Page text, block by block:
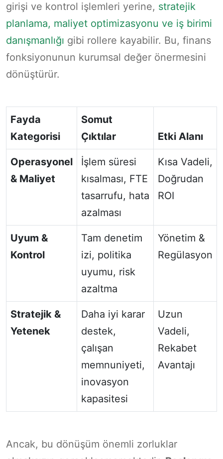
girişi ve kontrol işlemleri yerine, stratejik
planlama, maliyet optimizasyonu ve iş birimi
danışmanlığı gibi rollere kayabilir. Bu, finans
fonksiyonunun kurumsal değer önermesini
dönüştürür.
Fayda
Kategorisi
Somut
Çıktılar
Etki Alanı
Operasyonel
& Maliyet
İşlem süresi
kısalması, FTE
tasarrufu, hata
azalması
Kısa Vadeli,
Doğrudan
ROI
Uyum &
Kontrol
Tam denetim
izi, politika
uyumu, risk
azaltma
Yönetim &
Regülasyon
Stratejik &
Yetenek
Daha iyi karar
destek,
çalışan
memnuniyeti,
inovasyon
kapasitesi
Uzun
Vadeli,
Rekabet
Avantajı
Ancak, bu dönüşüm önemli zorluklar